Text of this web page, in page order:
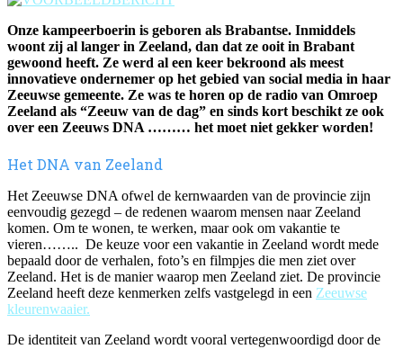
Onze kampeerboerin is geboren als Brabantse. Inmiddels
woont zij al langer in Zeeland, dan dat ze ooit in Brabant
gewoond heeft. Ze werd al een keer bekroond als meest
innovatieve ondernemer op het gebied van social media in haar
Zeeuwse gemeente. Ze was te horen op de radio van Omroep
Zeeland als “Zeeuw van de dag” en sinds kort beschikt ze ook
over een Zeeuws DNA ……… het moet niet gekker worden!
Het DNA van Zeeland
Het Zeeuwse DNA ofwel de kernwaarden van de provincie zijn
eenvoudig gezegd – de redenen waarom mensen naar Zeeland
komen. Om te wonen, te werken, maar ook om vakantie te
vieren…….. De keuze voor een vakantie in Zeeland wordt mede
bepaald door de verhalen, foto’s en filmpjes die men ziet over
Zeeland. Het is de manier waarop men Zeeland ziet. De provincie
Zeeland heeft deze kenmerken zelfs vastgelegd in een Zeeuwse
kleurenwaaier.
De identiteit van Zeeland wordt vooral vertegenwoordigd door de